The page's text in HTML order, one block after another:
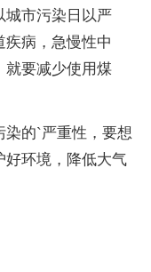
城市污染日以严
病，急慢性中
要减少使用煤
的`严重性，要想
好环境，降低大气